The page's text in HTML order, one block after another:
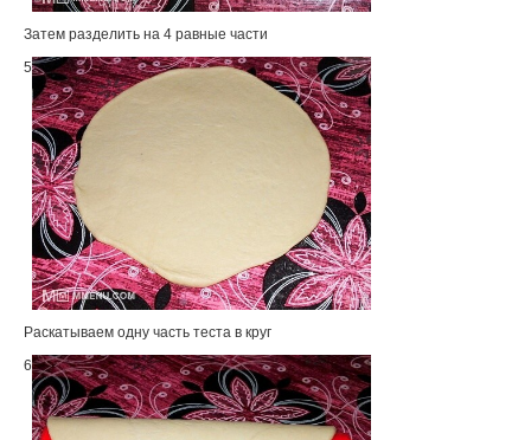
Затем разделить на 4 равные части
5
Раскатываем одну часть теста в круг
6